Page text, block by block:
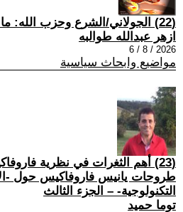
(22) الجولاني/الشرع وحزب الله: ما الذي تغيّر..؟!
ازهر عبدالله طوالبه
2026 / 8 / 6
مواضيع وابحاث سياسية
(23) أهم الثغرات في نظرية
طروحات يانيس فاروفاكيس حول -
التكنولوجية- – الجزء الثالث
توما حميد